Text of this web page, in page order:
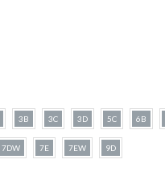
3B 3C 3D 5C 6B
7DW 7E 7EW 9D